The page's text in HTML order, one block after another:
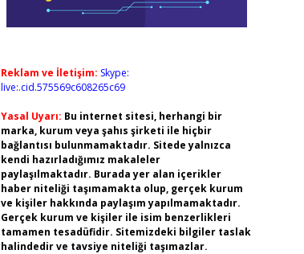
Reklam ve İletişim: Skype:
live:.cid.575569c608265c69
Yasal Uyarı: Bu internet sitesi, herhangi bir
marka, kurum veya şahıs şirketi ile hiçbir
bağlantısı bulunmamaktadır. Sitede yalnızca
kendi hazırladığımız makaleler
paylaşılmaktadır. Burada yer alan içerikler
haber niteliği taşımamakta olup, gerçek kurum
ve kişiler hakkında paylaşım yapılmamaktadır.
Gerçek kurum ve kişiler ile isim benzerlikleri
tamamen tesadüfidir. Sitemizdeki bilgiler taslak
halindedir ve tavsiye niteliği taşımazlar.